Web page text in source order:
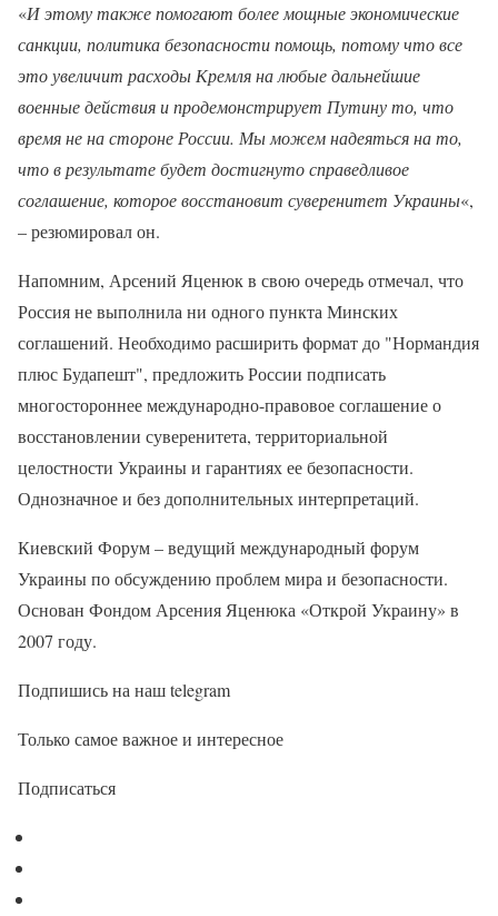
«И этому также помогают более мощные экономические
санкции, политика безопасности помощь, потому что все
это увеличит расходы Кремля на любые дальнейшие
военные действия и продемонстрирует Путину то, что
время не на стороне России. Мы можем надеяться на то,
что в результате будет достигнуто справедливое
соглашение, которое восстановит суверенитет Украины«,
– резюмировал он.
Напомним, Арсений Яценюк в свою очередь отмечал, что
Россия не выполнила ни одного пункта Минских
соглашений. Необходимо расширить формат до "Нормандия
плюс Будапешт", предложить России подписать
многостороннее международно-правовое соглашение о
восстановлении суверенитета, территориальной
целостности Украины и гарантиях ее безопасности.
Однозначное и без дополнительных интерпретаций.
Киевский Форум – ведущий международный форум
Украины по обсуждению проблем мира и безопасности.
Основан Фондом Арсения Яценюка «Открой Украину» в
2007 году.
Подпишись на наш telegram
Только самое важное и интересное
Подписаться